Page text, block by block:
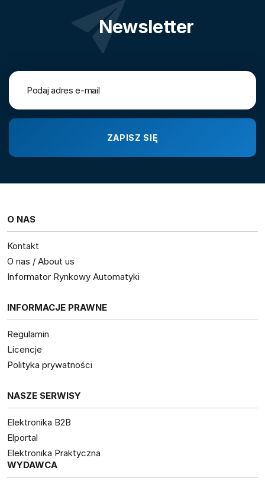
Newsletter
O NAS
Kontakt
O nas / About us
Informator Rynkowy Automatyki
INFORMACJE PRAWNE
Regulamin
Licencje
Polityka prywatności
NASZE SERWISY
Elektronika B2B
Elportal
Elektronika Praktyczna
WYDAWCA